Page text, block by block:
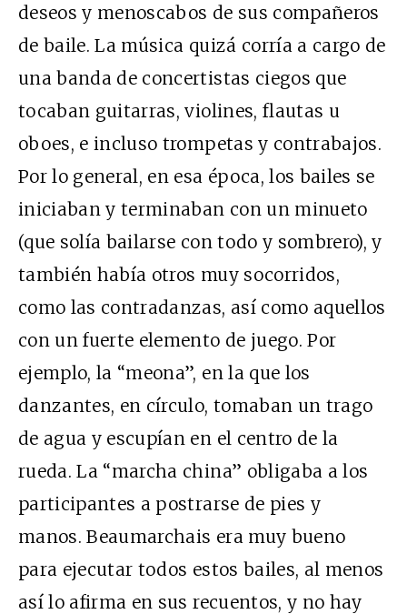
deseos y menoscabos de sus compañeros
de baile. La música quizá corría a cargo de
una banda de concertistas ciegos que
tocaban guitarras, violines, flautas u
oboes, e incluso trompetas y contrabajos.
Por lo general, en esa época, los bailes se
iniciaban y terminaban con un minueto
(que solía bailarse con todo y sombrero), y
también había otros muy socorridos,
como las contradanzas, así como aquellos
con un fuerte elemento de juego. Por
ejemplo, la “meona”, en la que los
danzantes, en círculo, tomaban un trago
de agua y escupían en el centro de la
rueda. La “marcha china” obligaba a los
participantes a postrarse de pies y
manos. Beaumarchais era muy bueno
para ejecutar todos estos bailes, al menos
así lo afirma en sus recuentos, y no hay